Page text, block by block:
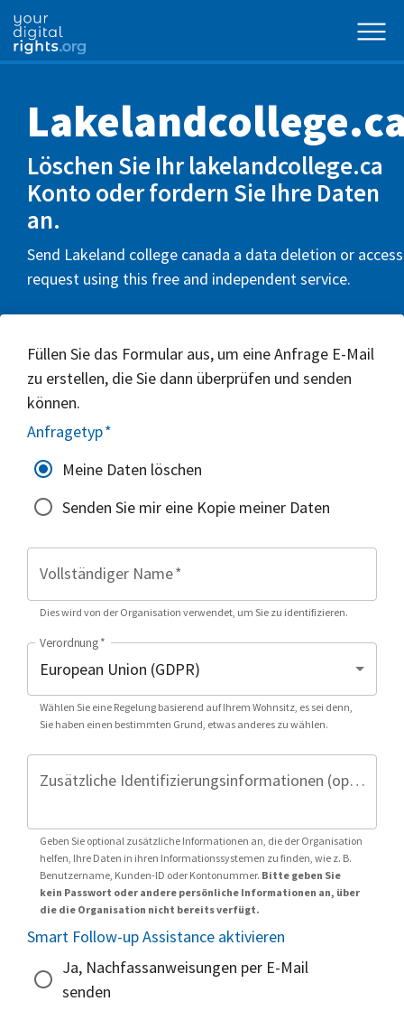
Löschen Sie Ihr lakelandcollege.ca
Konto oder fordern Sie Ihre Daten
an.
Send Lakeland college canada a data deletion or access
request using this free and independent service.
Füllen Sie das Formular aus, um eine Anfrage E-Mail
zu erstellen, die Sie dann überprüfen und senden
können.
Anfragetyp*
Meine Daten löschen
Senden Sie mir eine Kopie meiner Daten
Vollständiger Name*
Dies wird von der Organisation verwendet, um Sie zu identifizieren.
Verordnung*
Wählen Sie eine Regelung basierend auf Ihrem Wohnsitz, es sei denn,
Sie haben einen bestimmten Grund, etwas anderes zu wählen.
Zusätzliche Identifizierungsinformationen (optional)
Geben Sie optional zusätzliche Informationen an, die der Organisation
helfen, Ihre Daten in ihren Informationssystemen zu finden, wie z. B.
Benutzername, Kunden-ID oder Kontonummer. Bitte geben Sie
kein Passwort oder andere persönliche Informationen an, über
die die Organisation nicht bereits verfügt.
Smart Follow-up Assistance aktivieren
Ja, Nachfassanweisungen per E-Mail
senden